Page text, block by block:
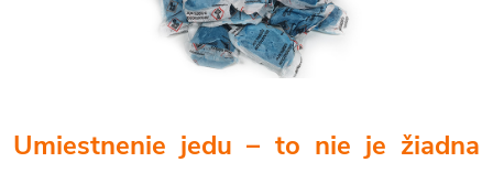
Umiestnenie jedu – to nie je žiadna